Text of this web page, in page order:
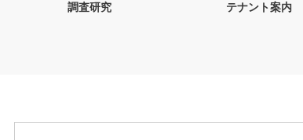
調査研究 テナント案内